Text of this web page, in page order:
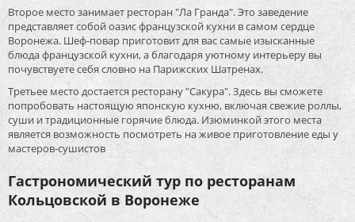
Второе место занимает ресторан "Ла Гранда". Это заведение
представляет собой оазис французской кухни в самом сердце
Воронежа. Шеф-повар приготовит для вас самые изысканные
блюда французской кухни, а благодаря уютному интерьеру вы
почувствуете себя словно на Парижских Шатренах.
Третьее место достается ресторану "Сакура". Здесь вы сможете
попробовать настоящую японскую кухню, включая свежие роллы,
суши и традиционные горячие блюда. Изюминкой этого места
является возможность посмотреть на живое приготовление еды у
мастеров-сушистов
Гастрономический тур по ресторанам
Кольцовской в Воронеже